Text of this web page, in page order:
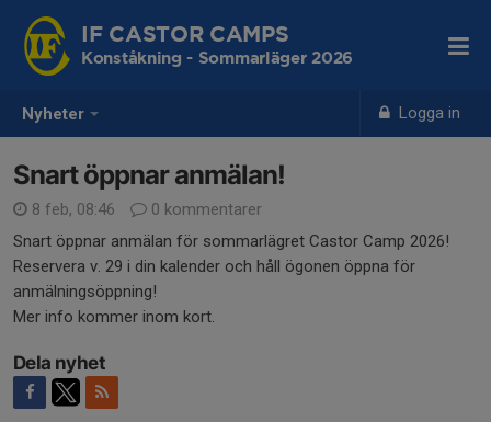
Nyheter Logga in
IF CASTOR CAMPS
Konståkning - Sommarläger 2026
Snart öppnar anmälan!
8 feb, 08:46
0 kommentarer
Snart öppnar anmälan för sommarlägret Castor Camp 2026!
Reservera v. 29 i din kalender och håll ögonen öppna för
anmälningsöppning!
Mer info kommer inom kort.
Dela nyhet